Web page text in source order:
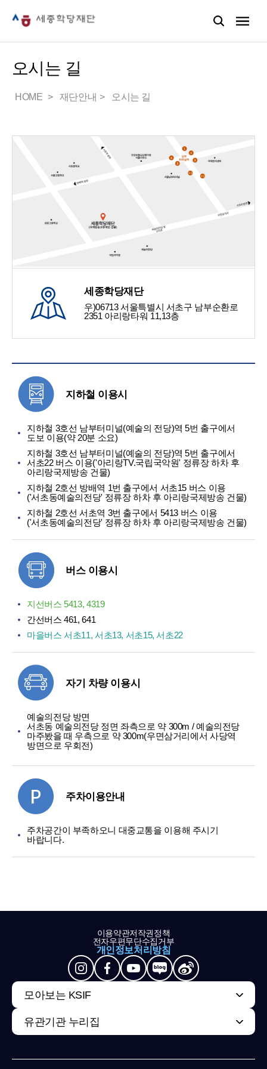
오시는 길
HOME 재단안내 오시는 길
세종학당재단
우)06713 서울특별시 서초구 남부순환로
2351 아리랑타워 11,13층
지하철 이용시
지하철 3호선 남부터미널(예술의 전당)역 5번 출구에서
도보 이용(약 20분 소요)
지하철 3호선 남부터미널(예술의 전당)역 5번 출구에서
서초22 버스 이용('아리랑TV.국립국악원' 정류장 하차 후
아리랑국제방송 건물)
지하철 2호선 방배역 1번 출구에서 서초15 버스 이용
('서초동예술의전당' 정류장 하차 후 아리랑국제방송 건물)
지하철 2호선 서초역 3번 출구에서 5413 버스 이용
('서초동예술의전당' 정류장 하차 후 아리랑국제방송 건물)
버스 이용시
지선버스 5413, 4319
간선버스 461, 641
마을버스 서초11, 서초13, 서초15, 서초22
자기 차량 이용시
예술의전당 방면
서초동 예술의전당 정면 좌측으로 약 300m / 예술의전당
마주봤을 때 우측으로 약 300m(우면삼거리에서 사당역
방면으로 우회전)
주차이용안내
주차공간이 부족하오니 대중교통을 이용해 주시기
바랍니다.
이용약관저작권정책
전자우편무단수집거부
개인정보처리방침
모아보는 KSIF
유관기관 누리집